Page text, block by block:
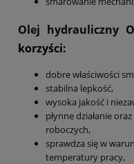
Olej hydrauliczny
korzyści:
dobre właściwości
stabilna lepkość,
wysoka jakość i
płynne działanie
roboczych,
sprawdza się w
temperatury pracy,